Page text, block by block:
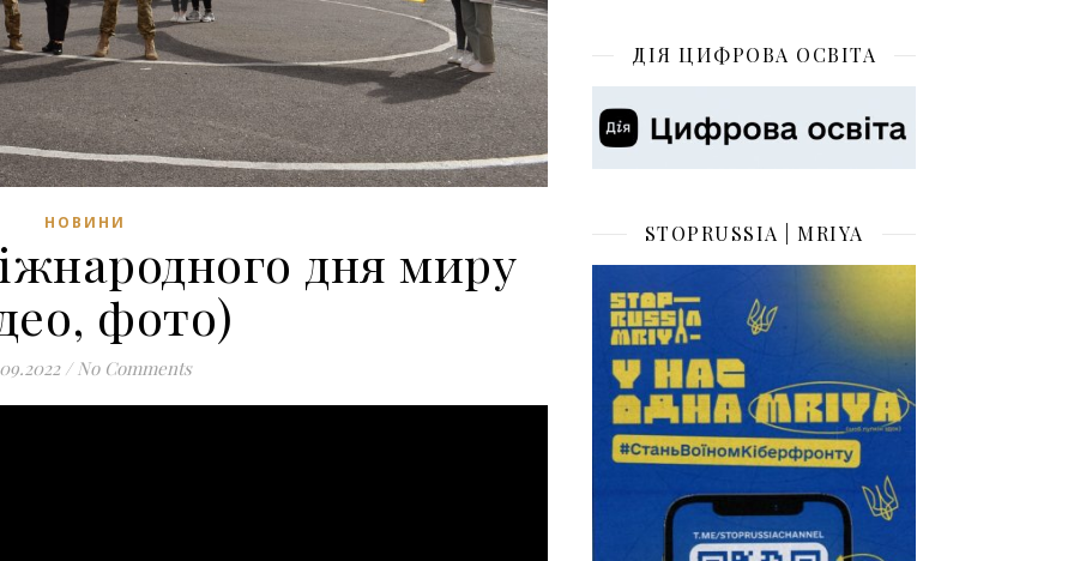
НОВИНИ
дня миру
фото)
/ No Comments
ДІЯ ЦИФРОВА ОСВІТА
STOPRUSSIA | MRIYA